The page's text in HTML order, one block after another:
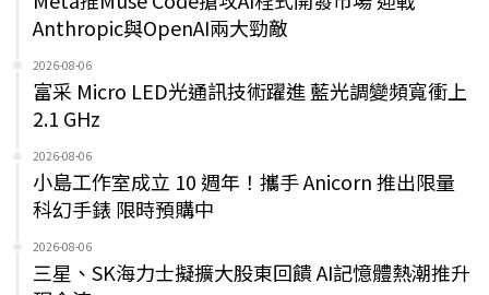
Anthropic與OpenAI兩大勁敵
2026-08-06
富采 Micro LED光通訊技術躍進 藍光調變頻寬衝上
2.1 GHz
2026-08-06
小島工作室成立 10 週年！攜手 Anicorn 推出限量
科幻手錶 限時預購中
2026-08-06
三星、SK海力士擬擴大股東回饋 AI記憶體熱潮推升